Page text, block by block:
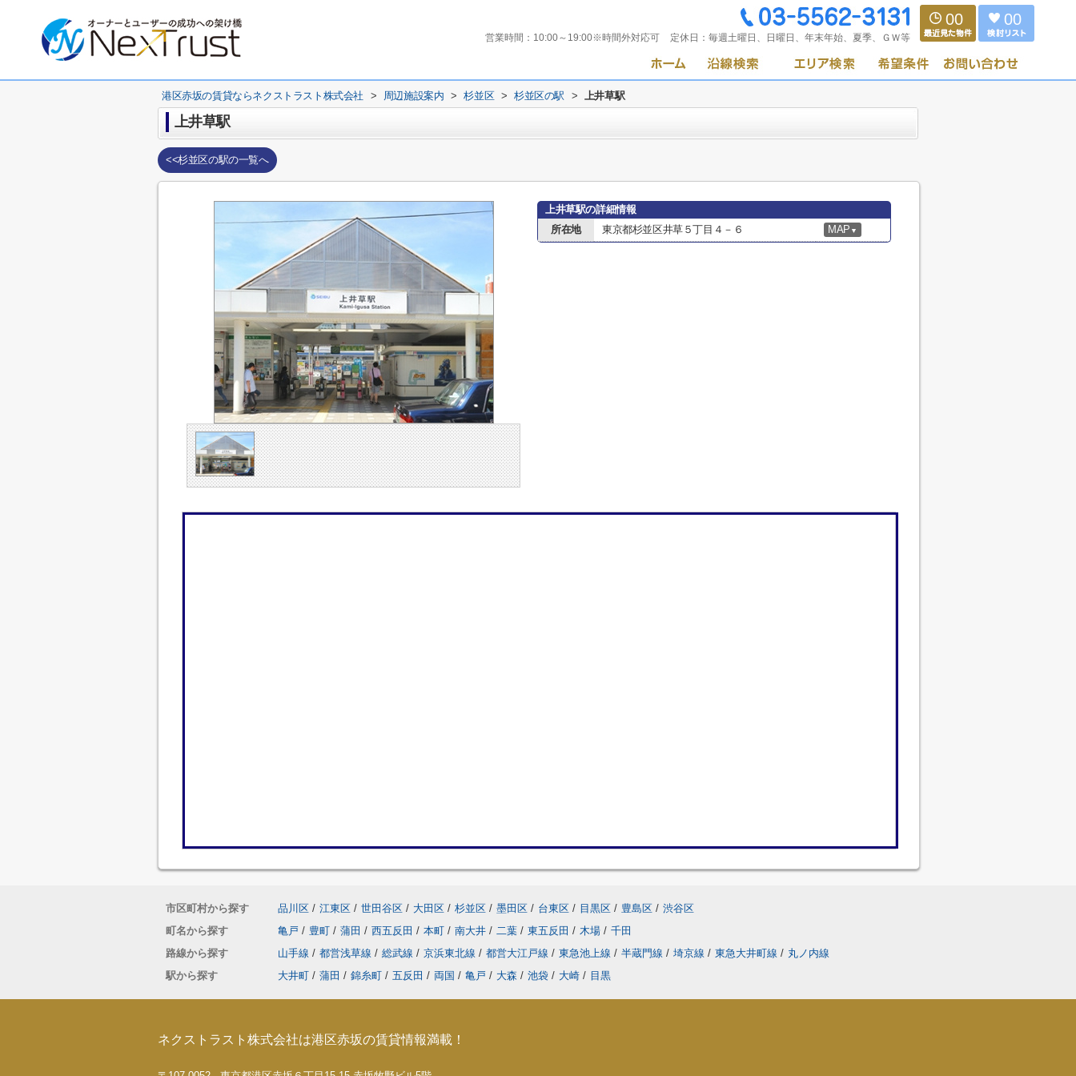
営業時間： 10:00～19:00※時間外対応可 定休日： 毎週土曜日、日曜日、年末年始、夏季、ＧＷ等
00 00
港区赤坂の賃貸ならネクストラスト株式会社 > 周辺施設案内 > 杉並区 > 杉並区の駅 > 上井草駅
上井草駅
<<杉並区の駅の一覧へ
上井草駅の詳細情報
所在地
東京都杉並区井草５丁目４－６ MAP ▼
市区町村から探す 品川区 / 江東区 / 世田谷区 / 大田区 / 杉並区 / 墨田区 / 台東区 / 目黒区 / 豊島区 / 渋谷区
町名から探す
亀戸 / 豊町 / 蒲田 / 西五反田 / 本町 / 南大井 / 二葉 / 東五反田 / 木場 / 千田
路線から探す
山手線 / 都営浅草線 / 総武線 / 京浜東北線 / 都営大江戸線 / 東急池上線 / 半蔵門線 / 埼京線 / 東急大井町線 / 丸ノ内線
駅から探す
大井町 / 蒲田 / 錦糸町 / 五反田 / 両国 / 亀戸 / 大森 / 池袋 / 大崎 / 目黒
ネクストラスト株式会社は港区赤坂の賃貸情報満載！